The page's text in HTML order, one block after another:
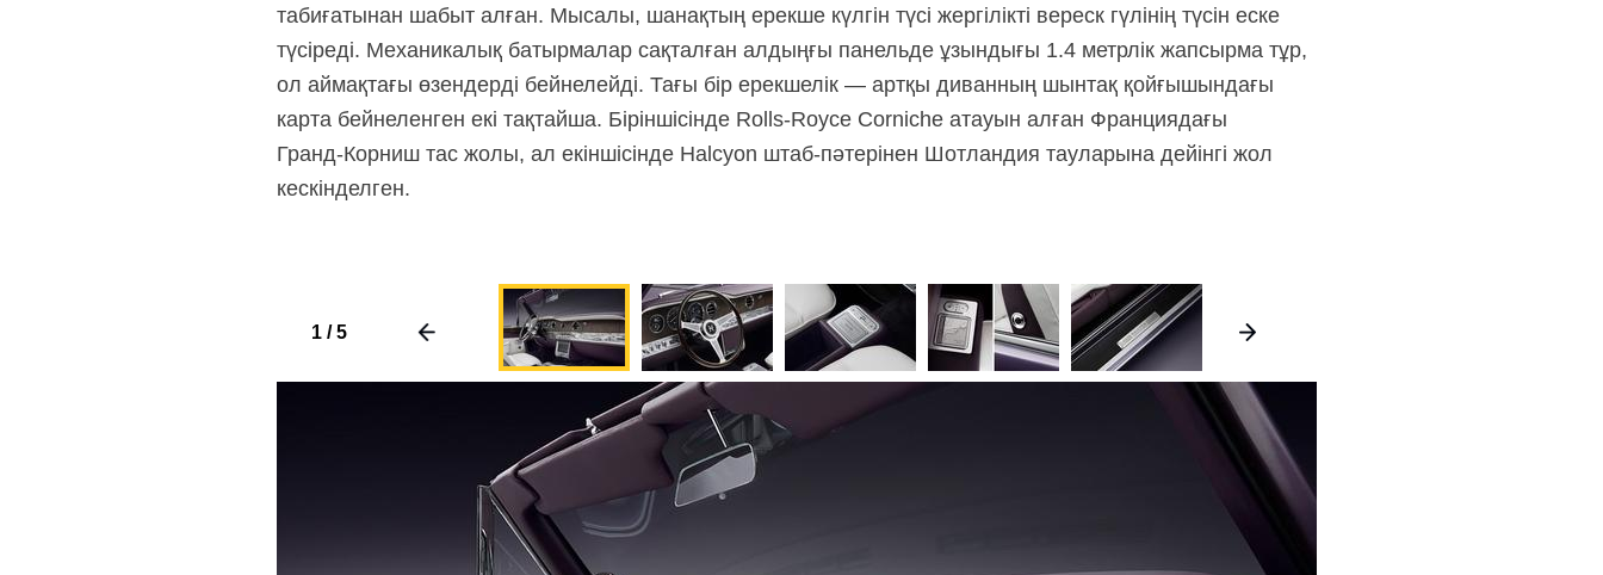
табиғатынан шабыт алған. Мысалы, шанақтың ерекше күлгін түсі жергілікті вереск гүлінің түсін еске
түсіреді. Механикалық батырмалар сақталған алдыңғы панельде ұзындығы 1.4 метрлік жапсырма тұр,
ол аймақтағы өзендерді бейнелейді. Тағы бір ерекшелік — артқы диванның шынтақ қойғышындағы
карта бейнеленген екі тақтайша. Біріншісінде Rolls-RoyceCorniche атауын алған Франциядағы
Гранд-Корништас жолы, ал екіншісінде Halcyon штаб-пәтерінен Шотландия тауларына дейінгі жол
кескінделген.
1/5